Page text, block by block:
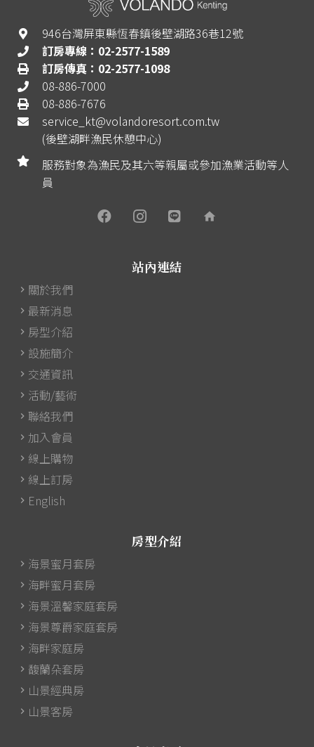
946台灣屏東縣恆春鎮後壁湖路36巷12號
訂房專線：02-2577-1589
訂房傳真：02-2577-1098
08-886-7000
08-886-7676
service_kt@volandoresort.com.tw
(後壁湖畔漁民休憩中心)
服務對象為漁民及其六等親屬或參加漁業活動等人
員
home
站內連結
關於我們
最新消息
房型介紹
設施簡介
交通資訊
活動/藝術
聯絡我們
加入會員
線上購物
線上訂房
English
房型介紹
海景蜜月套房
海畔蜜月套房
海景溫馨家庭套房
海景尊爵家庭套房
海畔家庭房
馥蘭朵套房
山景經典房
山景客房